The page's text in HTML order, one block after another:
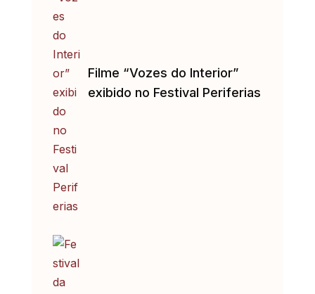
Filme “Vozes do Interior”
exibido no Festival Periferias